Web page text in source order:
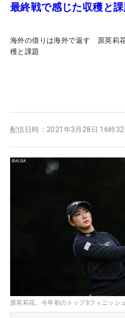
最終戦で感じた収穫と
海外の借りは海外で返す 原英莉
穫と課題
配信日時： 2021年3月28日 16時32
原英莉花、今年初のトップ3フィニッシ